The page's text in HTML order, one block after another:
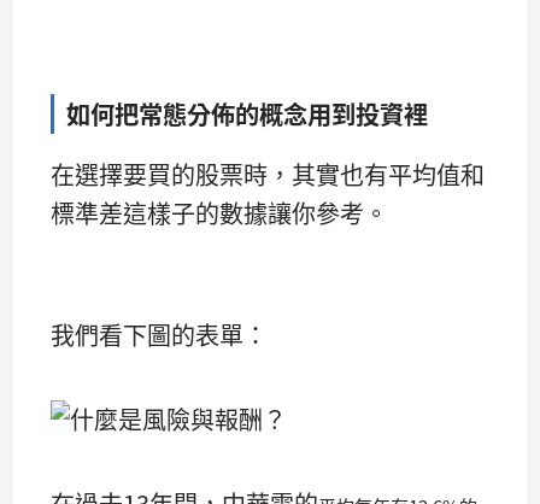
如何把常態分佈的概念用到投資裡
在選擇要買的股票時，其實也有平均值和
標準差這樣子的數據讓你參考。
我們看下圖的表單：